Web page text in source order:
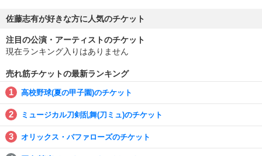
佐藤志有が好きな方に人気のチケット
注目の公演・アーティストのチケット
現在ランキング入りはありません
売れ筋チケットの最新ランキング
高校野球(夏の甲子園)のチケット
ミュージカル刀剣乱舞(刀ミュ)のチケット
オリックス・バファローズのチケット